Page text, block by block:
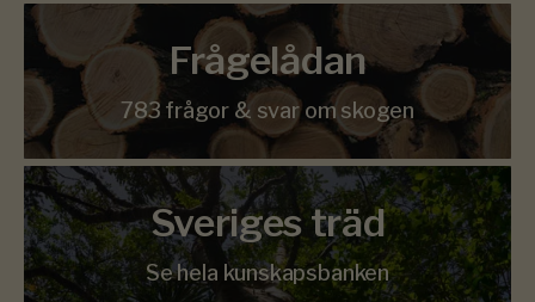
Frågelådan
783 frågor & svar om skogen
Sveriges träd
Se hela kunskapsbanken